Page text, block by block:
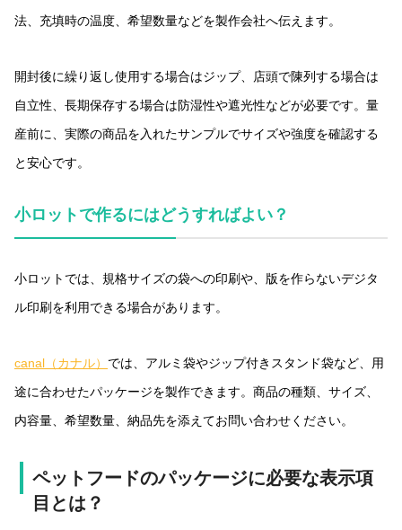
法、充填時の温度、希望数量などを製作会社へ伝えます。
開封後に繰り返し使用する場合はジップ、店頭で陳列する場合は
自立性、長期保存する場合は防湿性や遮光性などが必要です。量
産前に、実際の商品を入れたサンプルでサイズや強度を確認する
と安心です。
小ロットで作るにはどうすればよい？
小ロットでは、規格サイズの袋への印刷や、版を作らないデジタ
ル印刷を利用できる場合があります。
canal（カナル） では、アルミ袋やジップ付きスタンド袋など、用
途に合わせたパッケージを製作できます。商品の種類、サイズ、
内容量、希望数量、納品先を添えてお問い合わせください。
ペットフードのパッケージに必要な表示項
目とは？